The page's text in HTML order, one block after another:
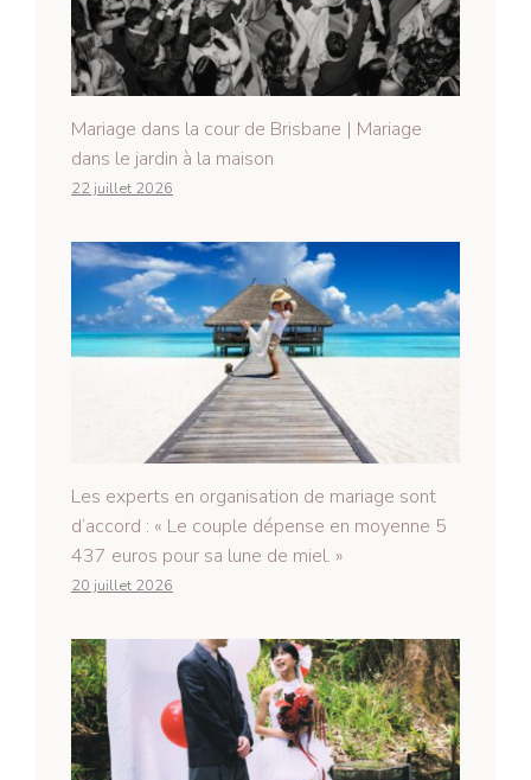
Mariage dans la cour de Brisbane | Mariage
dans le jardin à la maison
22 juillet 2026
Les experts en organisation de mariage sont
d’accord : « Le couple dépense en moyenne 5
437 euros pour sa lune de miel. »
20 juillet 2026